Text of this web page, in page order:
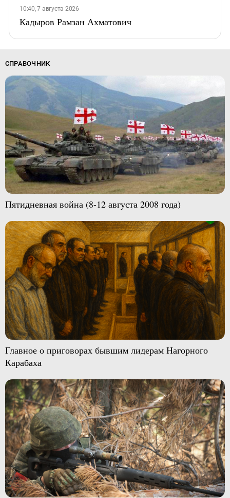
10:40, 7 августа 2026
Кадыров Рамзан Ахматович
СПРАВОЧНИК
Пятидневная война (8-12 августа 2008 года)
Главное о приговорах бывшим лидерам Нагорного
Карабаха